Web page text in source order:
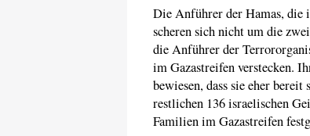
Die Anführer der Hamas, die
scheren sich nicht um die
die Anführer der
im Gazastreifen verstecken.
bewiesen, dass sie eher
restlichen 136 israelischen
Familien im Gazastreifen